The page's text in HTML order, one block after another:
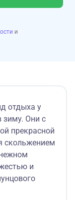
и
отдыха у
зиму. Они с
прекрасной
скольжением
и